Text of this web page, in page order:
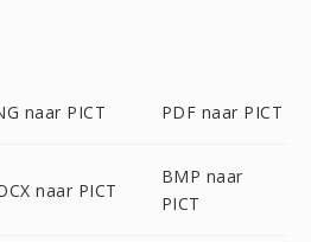
naar PICT PDF naar PICT
naar PICT
BMP naar
PICT